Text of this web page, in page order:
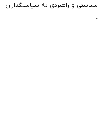
و راهبردی به سیاستگذاران